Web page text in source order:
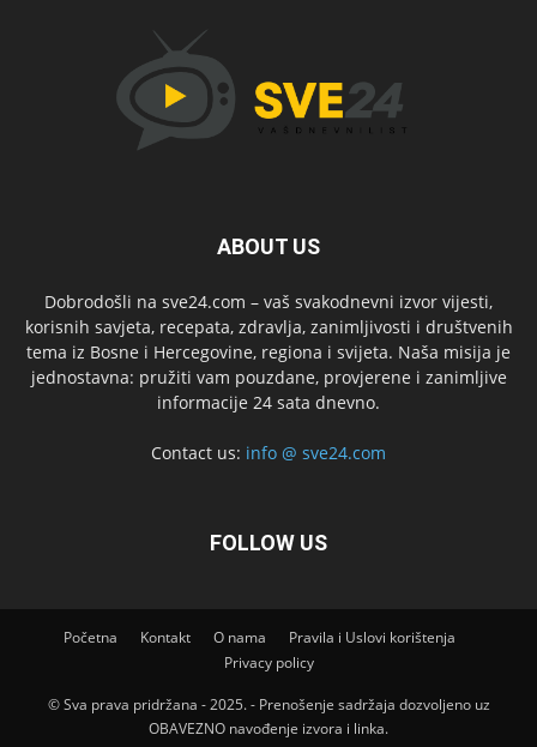
ABOUT US
Dobrodošli na sve24.com – vaš svakodnevni izvor vijesti,
korisnih savjeta, recepata, zdravlja, zanimljivosti i društvenih
tema iz Bosne i Hercegovine, regiona i svijeta. Naša misija je
jednostavna: pružiti vam pouzdane, provjerene i zanimljive
informacije 24 sata dnevno.
Contact us: info @ sve24.com
FOLLOW US
Početna Kontakt O nama
Pravila i Uslovi korištenja
Privacy policy
© Sva prava pridržana - 2025. - Prenošenje sadržaja dozvoljeno uz
OBAVEZNO navođenje izvora i linka.